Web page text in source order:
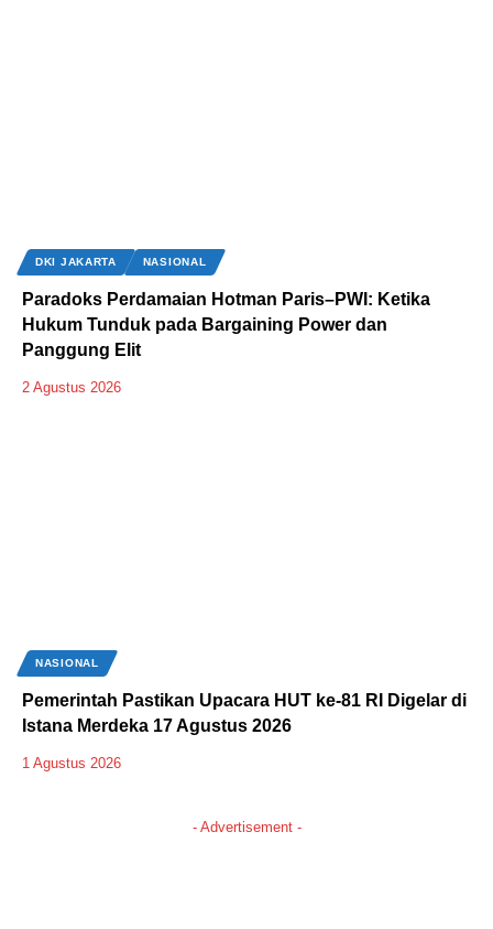
DKI JAKARTA NASIONAL
Paradoks Perdamaian Hotman Paris–PWI: Ketika
Hukum Tunduk pada Bargaining Power dan
Panggung Elit
2 Agustus 2026
NASIONAL
Pemerintah Pastikan Upacara HUT ke-81 RI Digelar di
Istana Merdeka 17 Agustus 2026
1 Agustus 2026
- Advertisement -